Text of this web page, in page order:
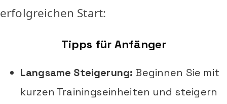
erfolgreichen Start:
Tipps für Anfänger
Langsame Steigerung: Beginnen Sie mit
kurzen Trainingseinheiten und steigern